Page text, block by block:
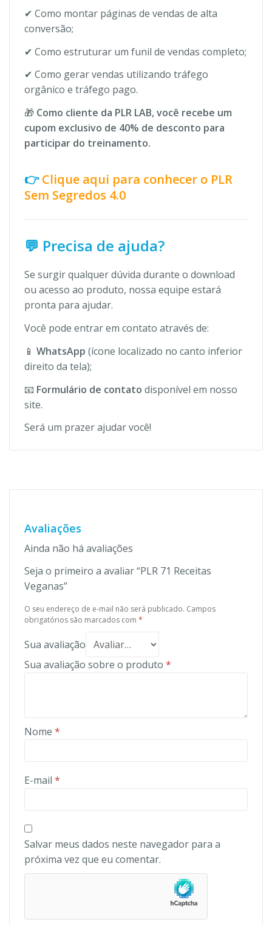
✔ Como montar páginas de vendas de alta
conversão;
✔ Como estruturar um funil de vendas completo;
✔ Como gerar vendas utilizando tráfego
orgânico e tráfego pago.
🎁 Como cliente da PLR LAB, você recebe um
cupom exclusivo de 40% de desconto para
participar do treinamento.
👉 Clique aqui para conhecer o PLR
Sem Segredos 4.0
💬 Precisa de ajuda?
Se surgir qualquer dúvida durante o download
ou acesso ao produto, nossa equipe estará
pronta para ajudar.
Você pode entrar em contato através de:
📱 WhatsApp (ícone localizado no canto inferior
direito da tela);
📧 Formulário de contato disponível em nosso
site.
Será um prazer ajudar você!
Avaliações
Ainda não há avaliações
Seja o primeiro a avaliar “PLR 71 Receitas
Veganas”
O seu endereço de e-mail não será publicado. Campos
obrigatórios são marcados com *
Sua avaliação
Sua avaliação sobre o produto *
Nome *
E-mail *
Salvar meus dados neste navegador para a
próxima vez que eu comentar.